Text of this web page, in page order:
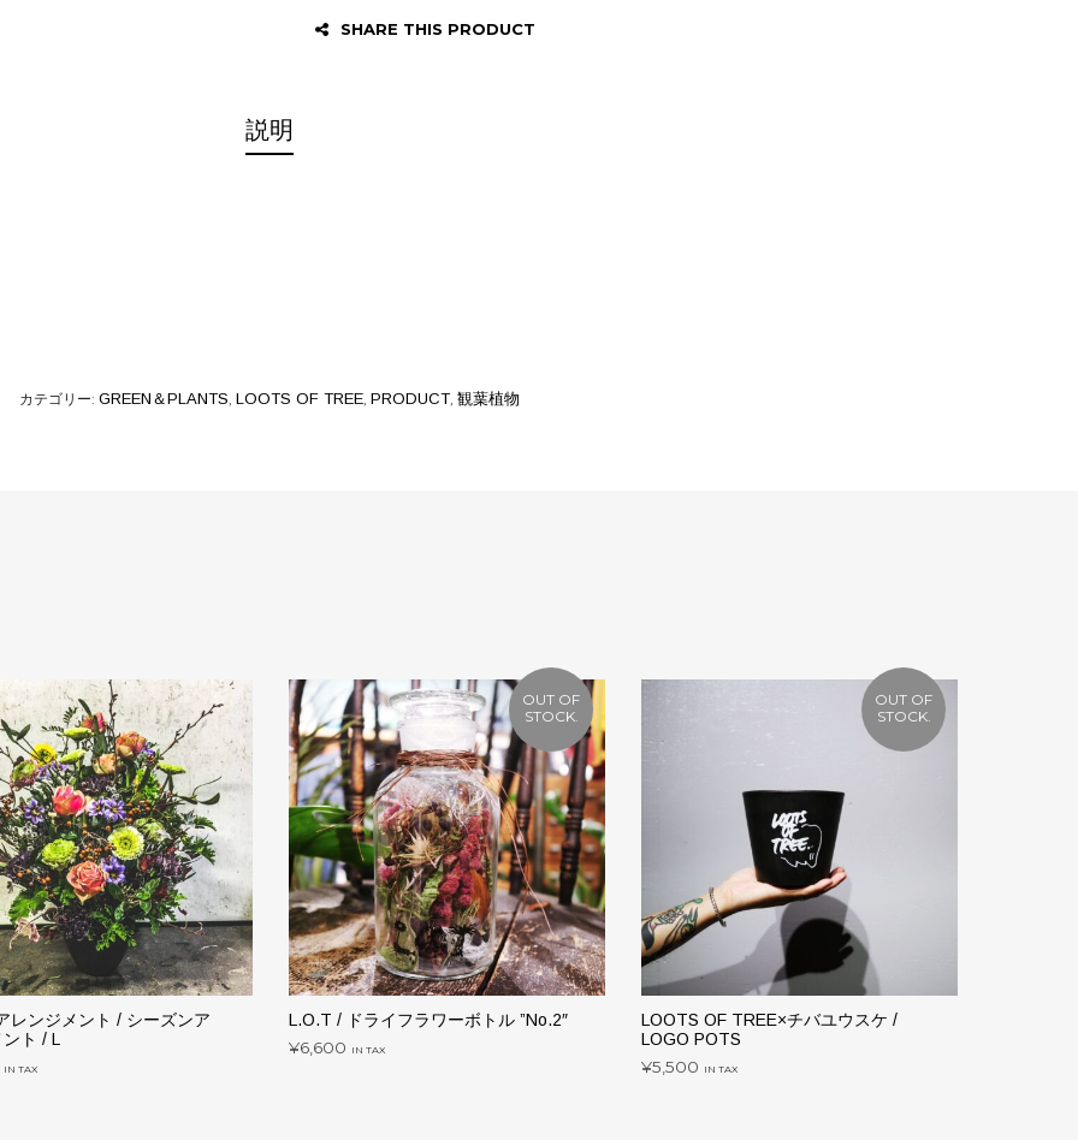
SHARE THIS PRODUCT
説明
カテゴリー: GREEN＆PLANTS, LOOTS OF TREE, PRODUCT, 観葉植物
レンジメント / シーズンア
ト / L
IN TAX
OUT OF
STOCK.
L.O.T / ドライフラワーボトル ”No.2″
¥6,600 IN TAX
OUT OF
STOCK.
LOOTS OF TREE×チバユウスケ /
LOGO POTS
¥5,500 IN TAX